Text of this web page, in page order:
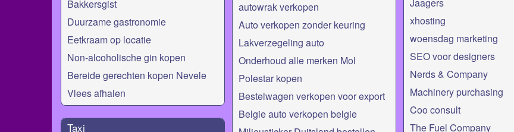
Bakkersgist
Duurzame gastronomie
Eetkraam op locatie
Non-alcoholische gin kopen
Bereide gerechten kopen Nevele
Vlees afhalen
Taxi
autowrak verkopen
Auto verkopen zonder keuring
Lakverzegeling auto
Onderhoud alle merken Mol
Polestar kopen
Bestelwagen verkopen voor export
Belgie auto verkopen belgie
xhosting
woensdag marketing
SEO voor designers
Nerds & Company
Machinery purchasing
Coo consult
The Fuel Company